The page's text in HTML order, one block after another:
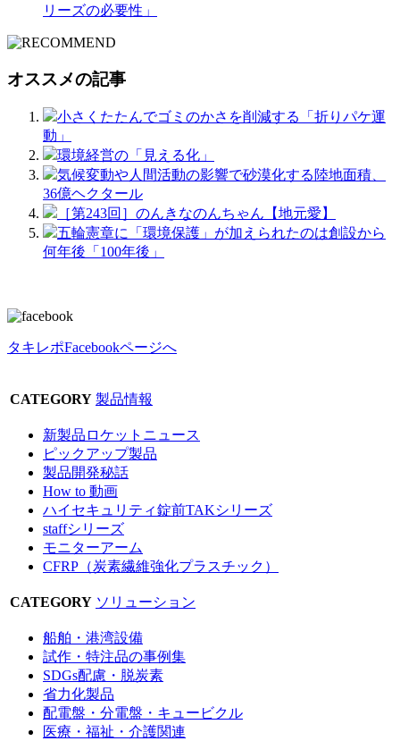
リーズの必要性」
オススメの記事
小さくたたんでゴミのかさを削減する「折りパケ運
動」
環境経営の「見える化」
気候変動や人間活動の影響で砂漠化する陸地面積、
36億ヘクタール
［第243回］のんきなのんちゃん【地元愛】
五輪憲章に「環境保護」が加えられたのは創設から
何年後「100年後」
タキレポFacebookページへ
CATEGORY 製品情報
新製品ロケットニュース
ピックアップ製品
製品開発秘話
How to 動画
ハイセキュリティ錠前TAKシリーズ
staffシリーズ
モニターアーム
CFRP（炭素繊維強化プラスチック）
CATEGORY ソリューション
船舶・港湾設備
試作・特注品の事例集
SDGs配慮・脱炭素
省力化製品
配電盤・分電盤・キュービクル
医療・福祉・介護関連